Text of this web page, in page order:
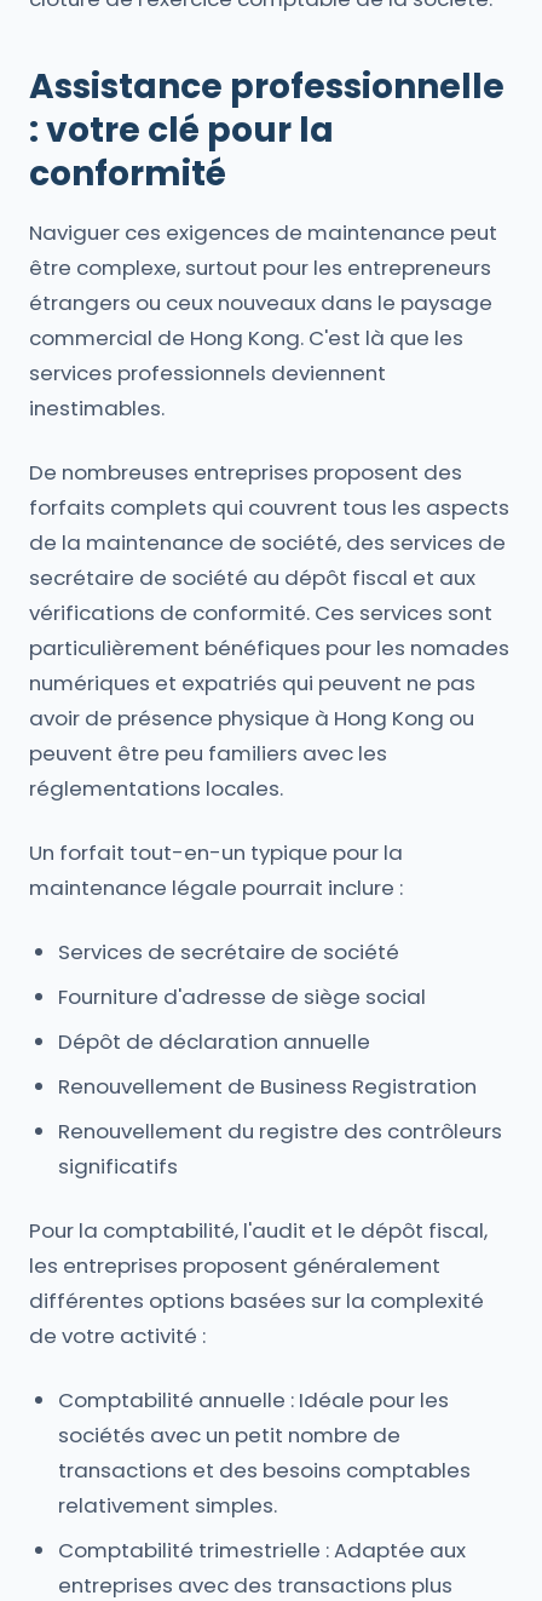
Assistance professionnelle
: votre clé pour la
conformité
Naviguer ces exigences de maintenance peut
être complexe, surtout pour les entrepreneurs
étrangers ou ceux nouveaux dans le paysage
commercial de Hong Kong. C'est là que les
services professionnels deviennent
inestimables.
De nombreuses entreprises proposent des
forfaits complets qui couvrent tous les aspects
de la maintenance de société, des services de
secrétaire de société au dépôt fiscal et aux
vérifications de conformité. Ces services sont
particulièrement bénéfiques pour les nomades
numériques et expatriés qui peuvent ne pas
avoir de présence physique à Hong Kong ou
peuvent être peu familiers avec les
réglementations locales.
Un forfait tout-en-un typique pour la
maintenance légale pourrait inclure :
Services de secrétaire de société
Fourniture d'adresse de siège social
Dépôt de déclaration annuelle
Renouvellement de Business Registration
Renouvellement du registre des contrôleurs
significatifs
Pour la comptabilité, l'audit et le dépôt fiscal,
les entreprises proposent généralement
différentes options basées sur la complexité
de votre activité :
Comptabilité annuelle : Idéale pour les
sociétés avec un petit nombre de
transactions et des besoins comptables
relativement simples.
Comptabilité trimestrielle : Adaptée aux
entreprises avec des transactions plus